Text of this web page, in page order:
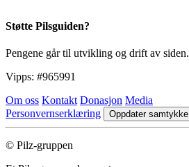
Støtte Pilsguiden?
Pengene går til utvikling og drift av siden.
Vipps: #965991
Om oss Kontakt Donasjon Media
Personvernserklæring
Oppdater samtykke
© Pilz-gruppen